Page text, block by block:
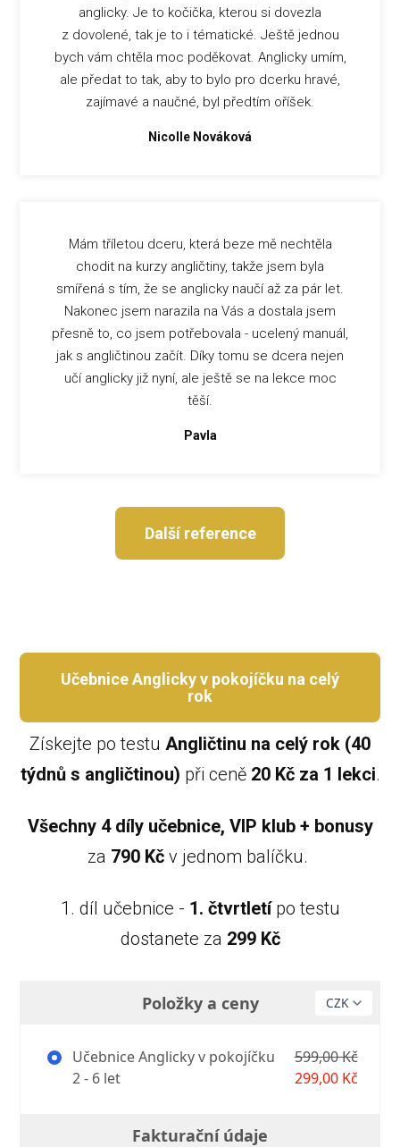
anglicky. Je to kočička, kterou si dovezla
z dovolené, tak je to i tématické. Ještě jednou
bych vám chtěla moc poděkovat. Anglicky umím,
ale předat to tak, aby to bylo pro dcerku hravé,
zajímavé a naučné, byl předtím oříšek.
Nicolle Nováková
Mám tříletou dceru, která beze mě nechtěla
chodit na kurzy angličtiny, takže jsem byla
smířená s tím, že se anglicky naučí až za pár let.
Nakonec jsem narazila na Vás a dostala jsem
přesně to, co jsem potřebovala - ucelený manuál,
jak s angličtinou začít. Díky tomu se dcera nejen
učí anglicky již nyní, ale ještě se na lekce moc
těší.
Pavla
Další reference
Učebnice Anglicky v pokojíčku na celý
rok
Získejte po testu Angličtinu na celý rok (40
týdnů s angličtinou) při ceně 20 Kč za 1 lekci.
Všechny 4 díly učebnice, VIP klub + bonusy
za 790 Kč v jednom balíčku.
1. díl učebnice - 1. čtvrtletípo testu
dostanete za 299 Kč
Položky a ceny
Učebnice Anglicky v pokojíčku
2 - 6 let
599,00 Kč
299,00 Kč
Fakturační údaje